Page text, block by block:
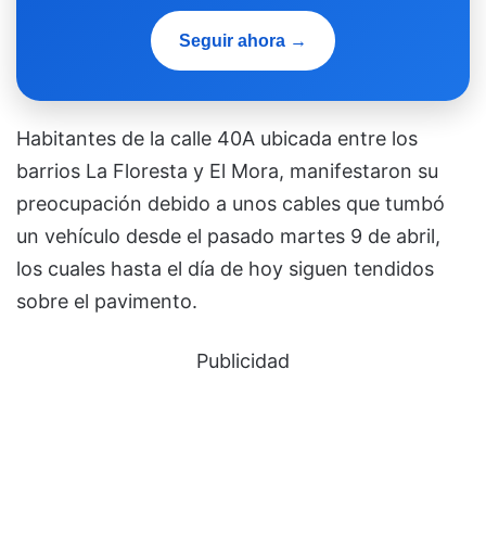
Seguir ahora →
Habitantes de la calle 40A ubicada entre los
barrios La Floresta y El Mora, manifestaron su
preocupación debido a unos cables que tumbó
un vehículo desde el pasado martes 9 de abril,
los cuales hasta el día de hoy siguen tendidos
sobre el pavimento.
Publicidad